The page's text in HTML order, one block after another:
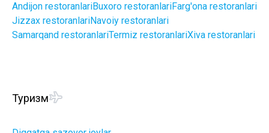
Andijon restoranlariBuxoro restoranlariFarg'ona restoranlari
Jizzax restoranlariNavoiy restoranlari
Samarqand restoranlariTermiz restoranlariXiva restoranlari
Туризм